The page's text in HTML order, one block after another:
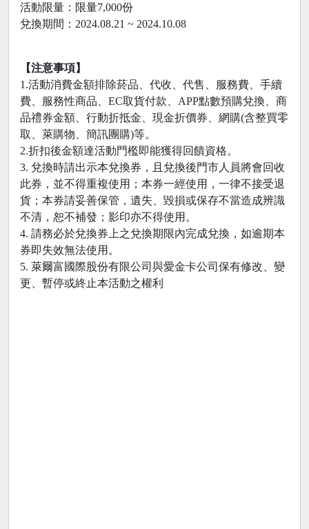
活動限量：限量7,000份
兌換期間：2024.08.21 ~ 2024.10.08
【注意事項】
1.活動消費金額排除菸品、代收、代售、服務費、手續
費、服務性商品、EC取貨付款、APP點數預購兌換、商
品禮券金額、行動折抵金、現金折價券、網購(含整買零
取、萊購物、簡訊團購)等。
2.折扣後金額達活動門檻即能獲得回饋資格。
3. 兌換時請出示本兌換券，且兌換後門市人員將會回收
此券，並不得重複使用；本券一經使用，一律不接受退
貨；本券請妥善保管，遺失、毀損或保存不當造成辨識
不清，恕不補發；影印亦不得使用。
4. 請務必於兌換券上之兌換期限內完成兌換，如逾期本
券即失效無法使用。
5. 萊爾富國際股份有限公司與愛金卡公司保有修改、變
更、暫停或終止本活動之權利